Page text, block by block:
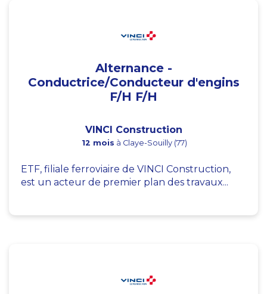
Alternance -
Conductrice/Conducteur d'engins
F/H F/H
VINCI Construction
12 mois à Claye-Souilly (77)
ETF, filiale ferroviaire de VINCI Construction,
est un acteur de premier plan des travaux...